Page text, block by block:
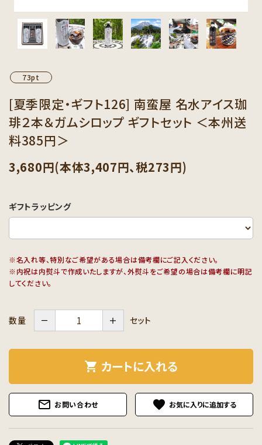
インフォメーション
73pt
[夏季限定・ギフト126] 南蛮屋 名水アイス珈
琲２本＆ガムシロップ ギフトセット ＜本州送
料385円＞
3,680円(本体3,407円、税273円)
ギフトラッピング
※名入れ等、特別なご希望がある場合は備考欄にご記入ください。
※内祝は内熨斗で作成いたしますが、外熨斗をご希望の場合は備考欄に明記
してください。
数量 － ＋ セット
shopping_cart カートに入れる
mail_outline お問い合わせ favorite